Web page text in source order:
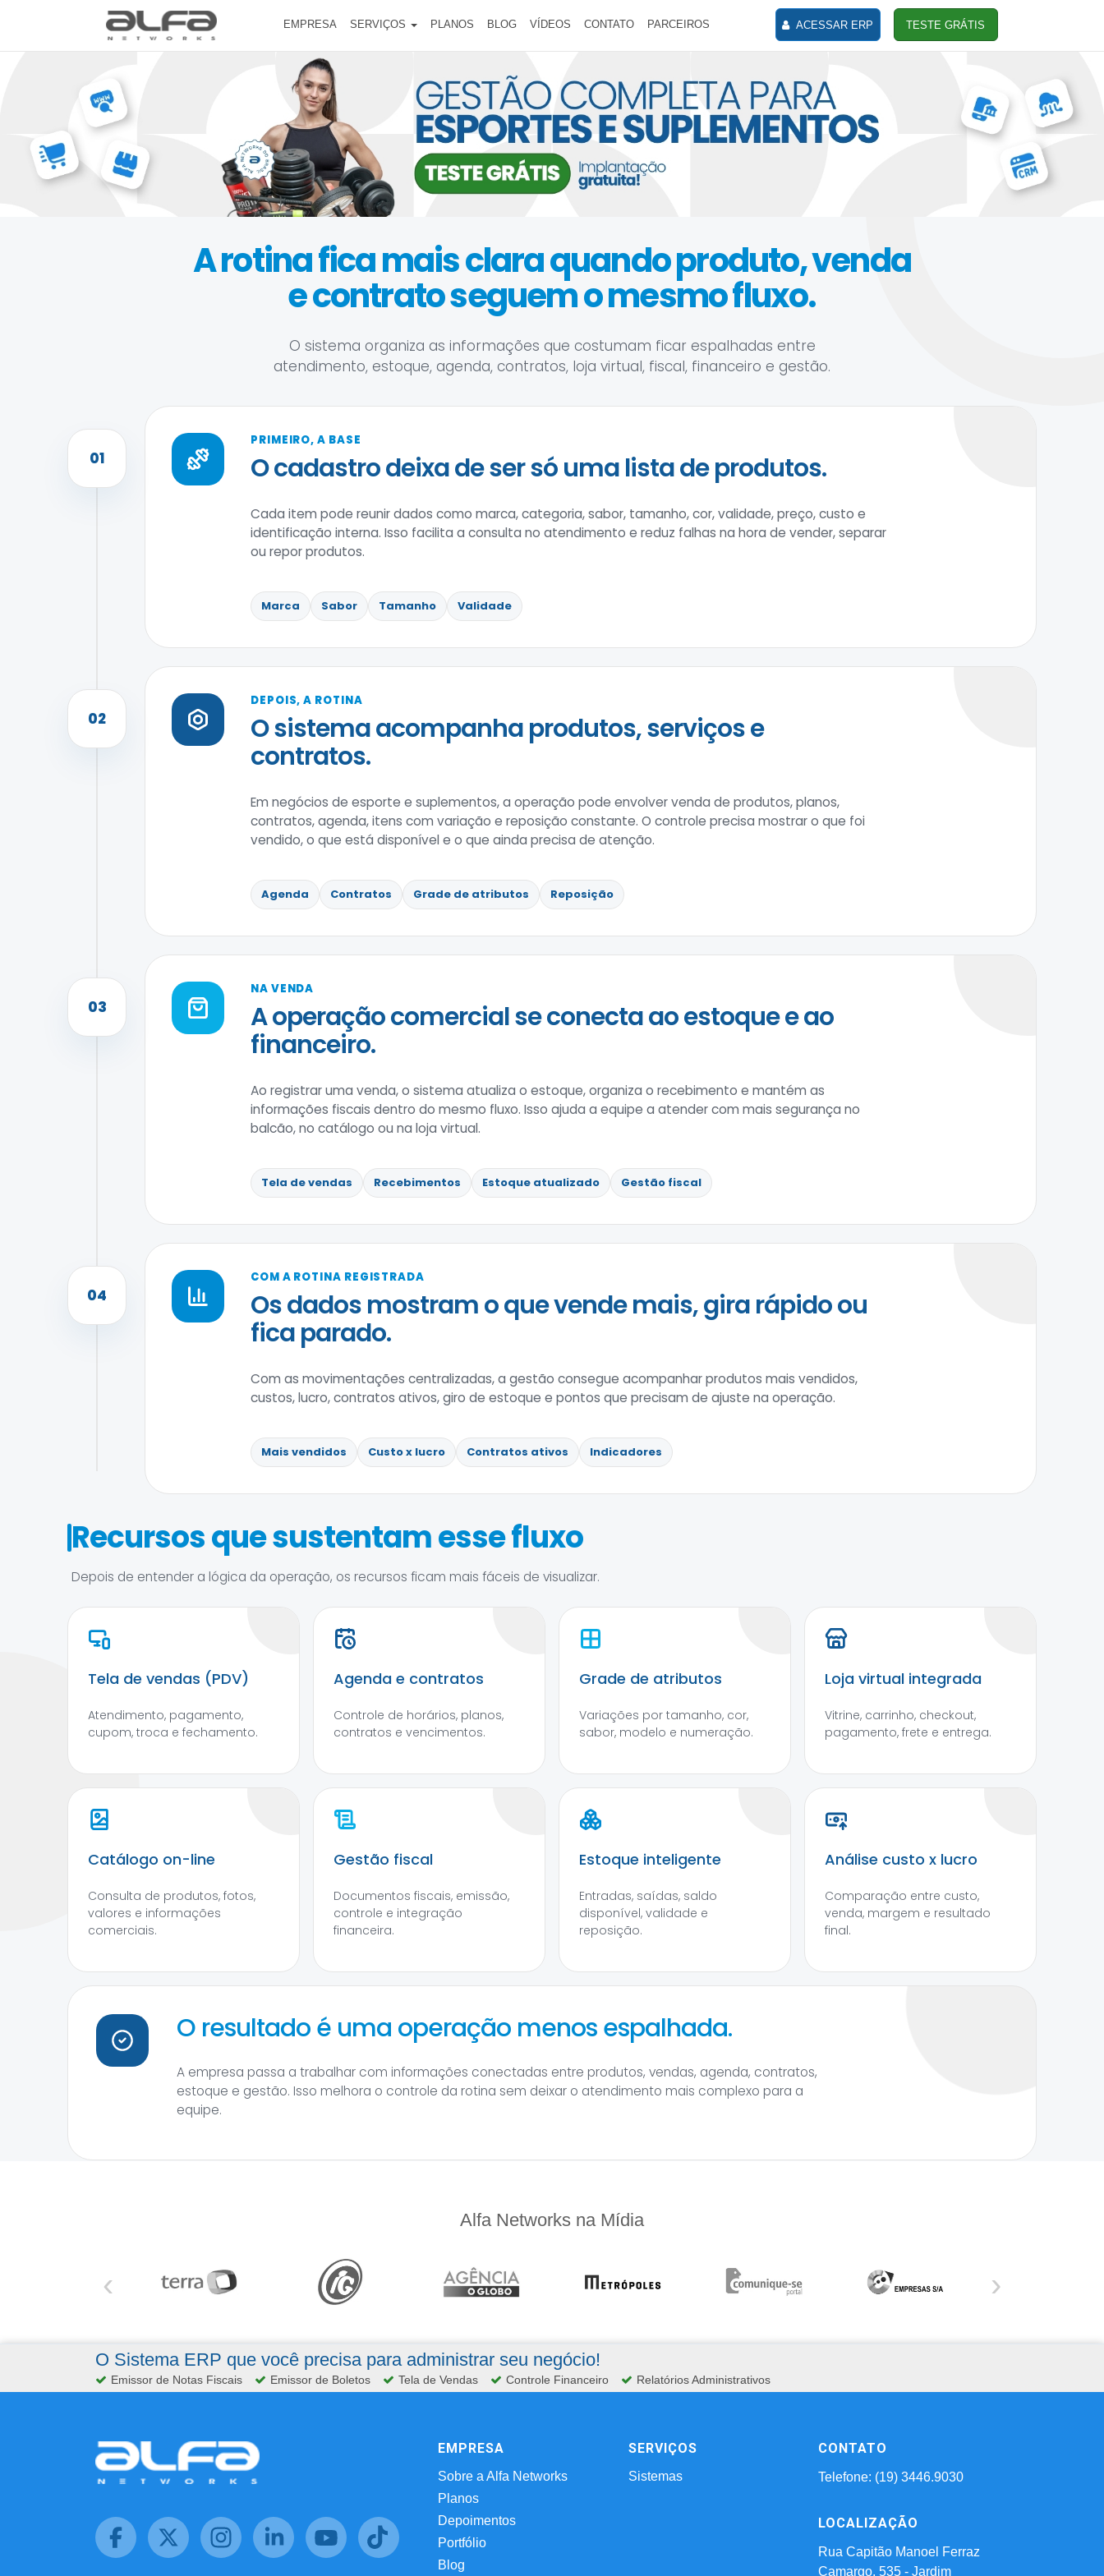
EMPRESA SERVIÇOS PLANOS BLOG VÍDEOS CONTATO PARCEIROS ACESSAR ERP TESTE GRÁTIS
A rotina fica mais clara quando produto, venda
e contrato seguem o mesmo fluxo.
O sistema organiza as informações que costumam ficar espalhadas entre
atendimento, estoque, agenda, contratos, loja virtual, fiscal, financeiro e gestão.
01
PRIMEIRO, A BASE
O cadastro deixa de ser só uma lista de produtos.
Cada item pode reunir dados como marca, categoria, sabor, tamanho, cor, validade, preço, custo e
identificação interna. Isso facilita a consulta no atendimento e reduz falhas na hora de vender, separar
ou repor produtos.
Marca Sabor Tamanho Validade
02
DEPOIS, A ROTINA
O sistema acompanha produtos, serviços e
contratos.
Em negócios de esporte e suplementos, a operação pode envolver venda de produtos, planos,
contratos, agenda, itens com variação e reposição constante. O controle precisa mostrar o que foi
vendido, o que está disponível e o que ainda precisa de atenção.
Agenda Contratos Grade de atributos Reposição
03
NA VENDA
A operação comercial se conecta ao estoque e ao
financeiro.
Ao registrar uma venda, o sistema atualiza o estoque, organiza o recebimento e mantém as
informações fiscais dentro do mesmo fluxo. Isso ajuda a equipe a atender com mais segurança no
balcão, no catálogo ou na loja virtual.
Tela de vendas Recebimentos Estoque atualizado Gestão fiscal
04
COM A ROTINA REGISTRADA
Os dados mostram o que vende mais, gira rápido ou
fica parado.
Com as movimentações centralizadas, a gestão consegue acompanhar produtos mais vendidos,
custos, lucro, contratos ativos, giro de estoque e pontos que precisam de ajuste na operação.
Mais vendidos Custo x lucro Contratos ativos Indicadores
Recursos que sustentam esse fluxo
Depois de entender a lógica da operação, os recursos ficam mais fáceis de visualizar.
Tela de vendas (PDV)
Atendimento, pagamento,
cupom, troca e fechamento.
Agenda e contratos
Controle de horários, planos,
contratos e vencimentos.
Grade de atributos
Variações por tamanho, cor,
sabor, modelo e numeração.
Loja virtual integrada
Vitrine, carrinho, checkout,
pagamento, frete e entrega.
Catálogo on-line
Consulta de produtos, fotos,
valores e informações
comerciais.
Gestão fiscal
Documentos fiscais, emissão,
controle e integração
financeira.
Estoque inteligente
Entradas, saídas, saldo
disponível, validade e
reposição.
Análise custo x lucro
Comparação entre custo,
venda, margem e resultado
final.
O resultado é uma operação menos espalhada.
A empresa passa a trabalhar com informações conectadas entre produtos, vendas, agenda, contratos,
estoque e gestão. Isso melhora o controle da rotina sem deixar o atendimento mais complexo para a
equipe.
Alfa Networks na Mídia
‹ ›
O Sistema ERP que você precisa para administrar seu negócio!
Emissor de Notas Fiscais Emissor de Boletos Tela de Vendas Controle Financeiro Relatórios Administrativos
EMPRESA
Sobre a Alfa Networks
Planos
Depoimentos
Portfólio
Blog
SERVIÇOS
Sistemas
CONTATO
Telefone: (19) 3446.9030
LOCALIZAÇÃO
Rua Capitão Manoel Ferraz
Camargo, 535 - Jardim